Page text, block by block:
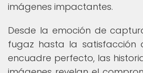
imágenes impactantes.
Desde la emoción de
fugaz hasta la satisfacción
encuadre perfecto, las